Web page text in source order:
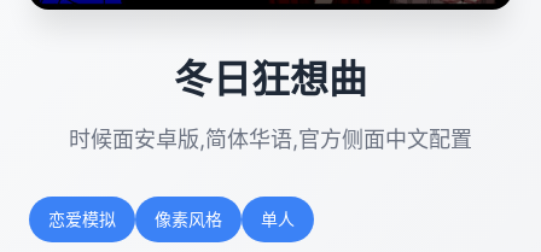
冬日狂想曲
时候面安卓版,简体华语,官方侧面中文配置
恋爱模拟 像素风格 单人